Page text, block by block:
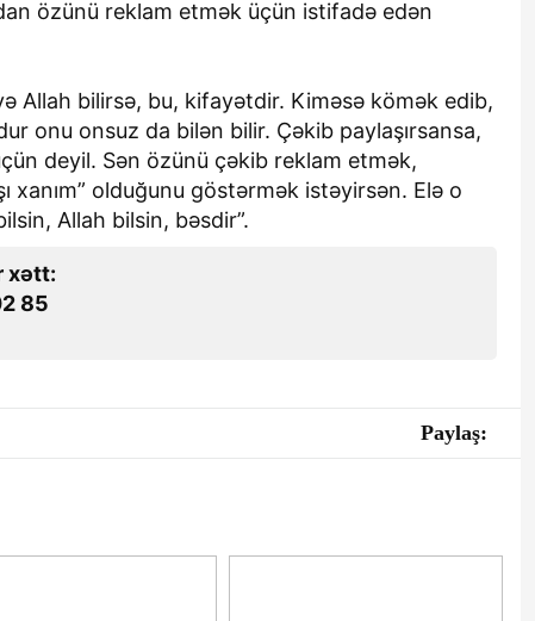
özünü reklam etmək üçün istifadə edən
Allah bilirsə, bu, kifayətdir. Kiməsə kömək edib,
onu onsuz da bilən bilir. Çəkib paylaşırsansa,
deyil. Sən özünü çəkib reklam etmək,
xanım” olduğunu göstərmək istəyirsən. Elə o
Allah bilsin, bəsdir”.
xətt:
85
Paylaş: